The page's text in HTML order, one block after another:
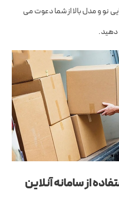
نو و مدل بالا از شما دعوت می
دهید.
از سامانه آنلاین